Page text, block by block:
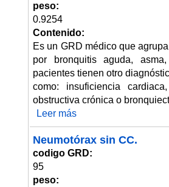
peso:
0.9254
Contenido:
Es un GRD médico que
por bronquitis aguda,
pacientes tienen otro
como: insuficiencia
obstructiva crónica o
Leer más
Neumotórax sin CC.
codigo GRD:
95
peso: